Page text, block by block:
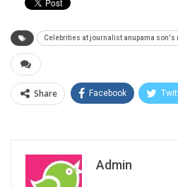
Celebrities at journalist anupama son's
Share Facebook
Admin